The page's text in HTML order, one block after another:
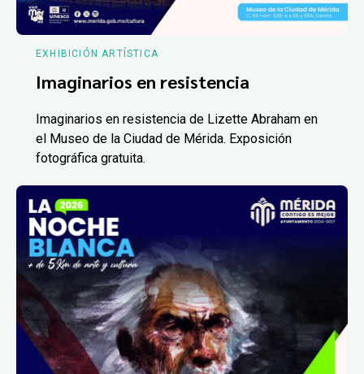
EXHIBICIÓN ARTÍSTICA
Imaginarios en resistencia
Imaginarios en resistencia de Lizette Abraham en
el Museo de la Ciudad de Mérida. Exposición
fotográfica gratuita.